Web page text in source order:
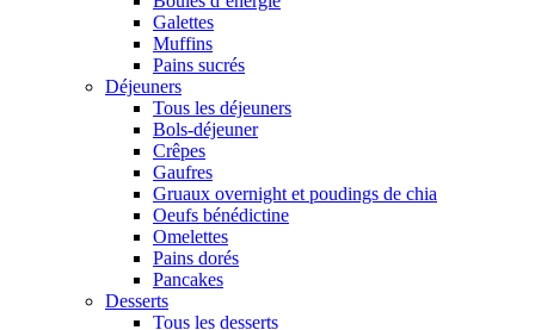
Galettes
Muffins
Pains sucrés
Déjeuners
Tous les déjeuners
Bols-déjeuner
Crêpes
Gaufres
Gruaux overnight et poudings de chia
Oeufs bénédictine
Omelettes
Pains dorés
Pancakes
Desserts
Tous les desserts